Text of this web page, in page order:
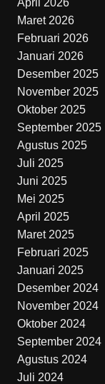
Maret 2026
Februari 2026
Januari 2026
Desember 2025
November 2025
Oktober 2025
September 2025
Agustus 2025
Juli 2025
Juni 2025
Mei 2025
April 2025
Maret 2025
Februari 2025
Januari 2025
Desember 2024
November 2024
Oktober 2024
September 2024
Agustus 2024
Juli 2024